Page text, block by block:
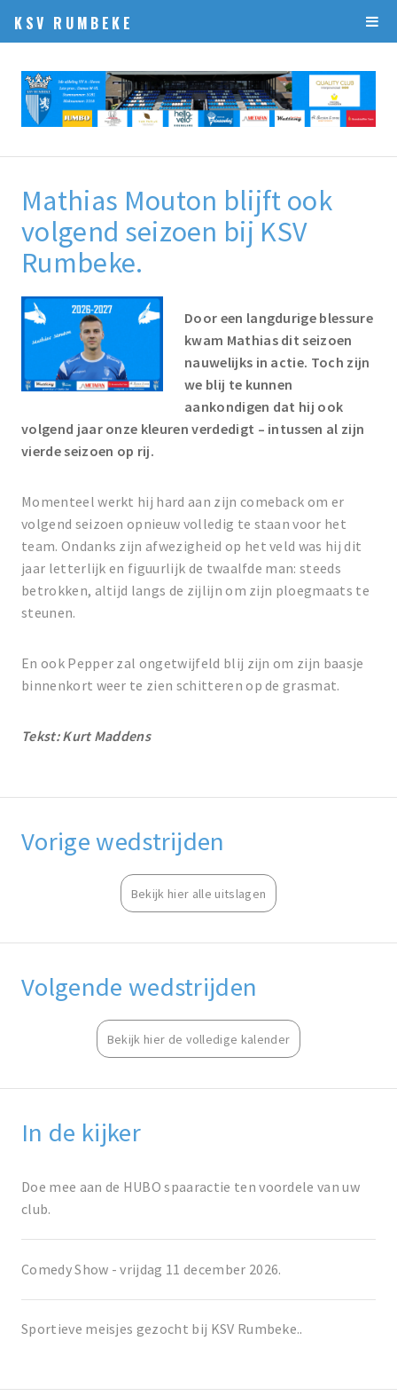
KSV RUMBEKE
Mathias Mouton blijft ook
volgend seizoen bij KSV
Rumbeke.
Door een langdurige blessure
kwam Mathias dit seizoen
nauwelijks in actie. Toch zijn
we blij te kunnen
aankondigen dat hij ook
volgend jaar onze kleuren verdedigt – intussen al zijn
vierde seizoen op rij.
Momenteel werkt hij hard aan zijn comeback om er
volgend seizoen opnieuw volledig te staan voor het
team. Ondanks zijn afwezigheid op het veld was hij dit
jaar letterlijk en figuurlijk de twaalfde man: steeds
betrokken, altijd langs de zijlijn om zijn ploegmaats te
steunen.
En ook Pepper zal ongetwijfeld blij zijn om zijn baasje
binnenkort weer te zien schitteren op de grasmat.
Tekst: Kurt Maddens
Vorige wedstrijden
Bekijk hier alle uitslagen
Volgende wedstrijden
Bekijk hier de volledige kalender
In de kijker
Doe mee aan de HUBO spaaractie ten voordele van uw
club.
Comedy Show - vrijdag 11 december 2026.
Sportieve meisjes gezocht bij KSV Rumbeke..